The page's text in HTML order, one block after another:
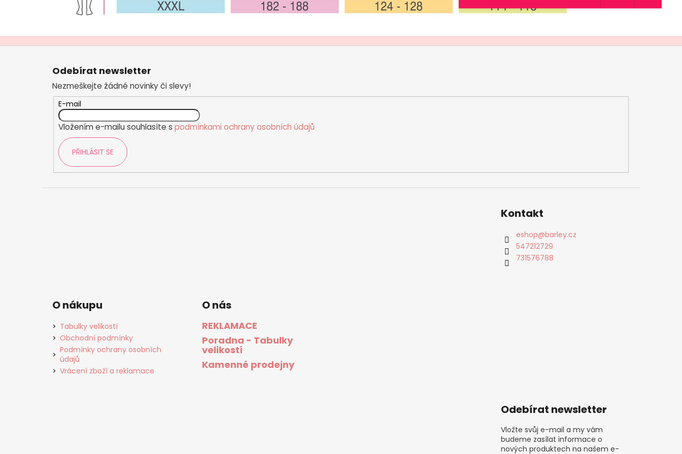
Odebírat newsletter
Nezmeškejte žádné novinky či slevy!
E-mail
Vložením e-mailu souhlasíte s podmínkami ochrany osobních údajů
PŘIHLÁSIT SE
Kontakt
eshop@barley.cz
547212729
731576788
O nákupu
Tabulky velikostí
Obchodní podmínky
Podmínky ochrany osobních
údajů
Vrácení zboží a reklamace
O nás
REKLAMACE
Poradna - Tabulky
velikostí
Kamenné prodejny
Odebírat newsletter
Vložte svůj e-mail a my vám
budeme zasílat informace o
nových produktech na našem e-